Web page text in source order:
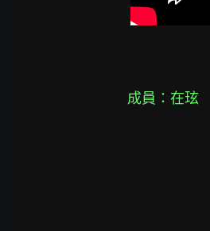
成員：在玹